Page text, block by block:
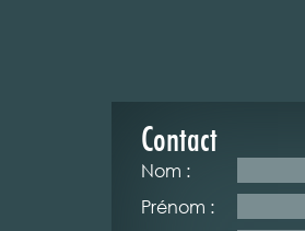
Contact
Nom :
Prénom :